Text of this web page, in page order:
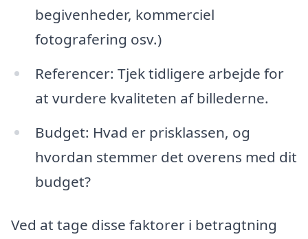
begivenheder, kommerciel
fotografering osv.)
Referencer: Tjek tidligere arbejde for
at vurdere kvaliteten af billederne.
Budget: Hvad er prisklassen, og
hvordan stemmer det overens med dit
budget?
Ved at tage disse faktorer i betragtning